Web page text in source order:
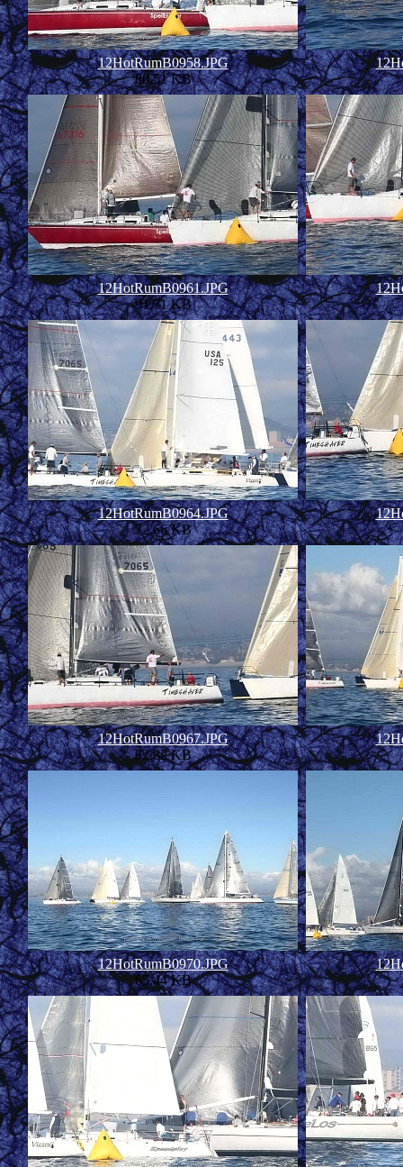
12HotRumB0958.JPG
80.51 KB
12HotRumB0961.JPG
91.71 KB
12HotRumB0964.JPG
72.66 KB
12HotRumB0967.JPG
82.82 KB
12HotRumB0970.JPG
65.44 KB